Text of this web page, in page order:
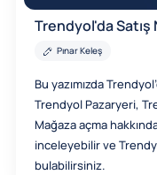
Trendyol'da Satış
Pınar Keleş
Bu yazımızda
Trendyol Pazaryeri,
Mağaza açma
inceleyebilir ve
bulabilirsiniz.